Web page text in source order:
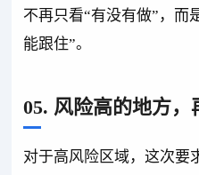
不再只看“有没有做”，而
能跟住”。
05. 风险高的地方，
对于高风险区域，这次要